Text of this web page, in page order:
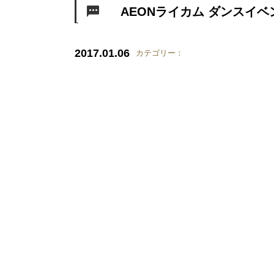
AEONライカム ダンスイベ
2017.01.06 カテゴリー：